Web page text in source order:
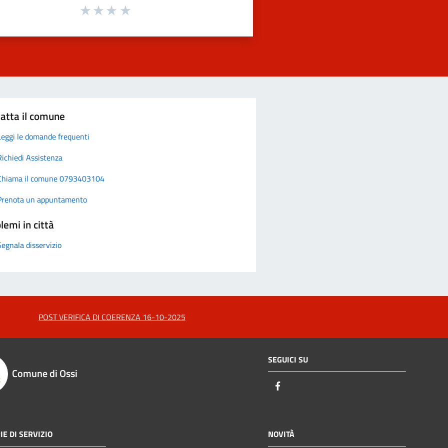
il comune
le domande frequenti
Assistenza
il comune 0793403104
un appuntamento
in città
disservizio
POST VERIFICA DI COERENZA 16-10-2025
Comune di Ossi
SEGUICI SU
DI SERVIZIO NOVITÀ